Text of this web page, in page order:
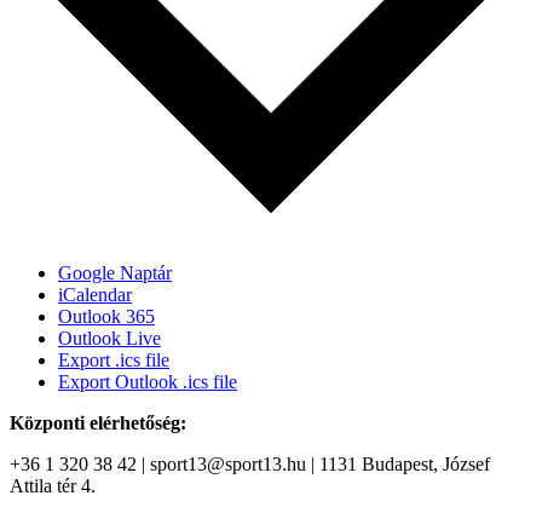
Google Naptár
iCalendar
Outlook 365
Outlook Live
Export .ics file
Export Outlook .ics file
Központi elérhetőség:
+36 1 320 38 42 | sport13@sport13.hu | 1131 Budapest, József
Attila tér 4.